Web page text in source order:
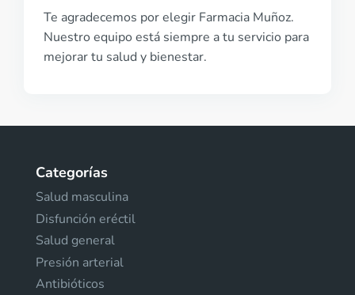
Te agradecemos por elegir Farmacia Muñoz.
Nuestro equipo está siempre a tu servicio para
mejorar tu salud y bienestar.
Categorías
Salud masculina
Disfunción eréctil
Salud general
Presión arterial
Antibióticos